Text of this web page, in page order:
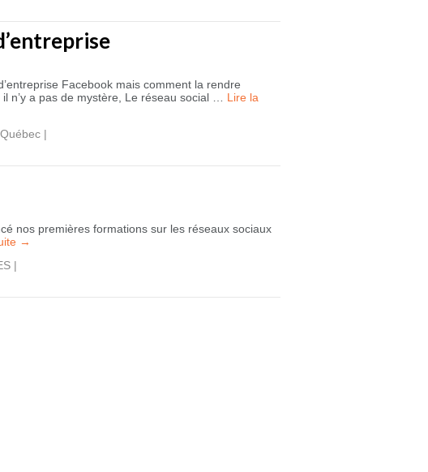
Facebook mais comment la rendre
n’y a pas de mystère, Le réseau social … Lire la
Québec |
nos premières formations sur les réseaux sociaux
→
|